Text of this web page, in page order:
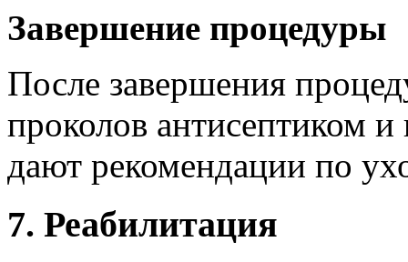
Завершение процедуры
После завершения
проколов антисептиком
дают рекомендации по
7. Реабилитация